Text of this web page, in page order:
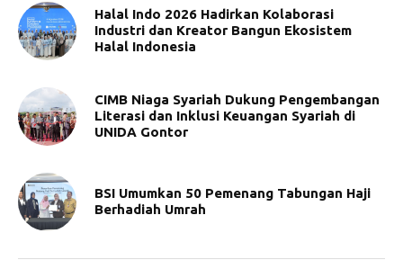
Halal Indo 2026 Hadirkan Kolaborasi
Industri dan Kreator Bangun Ekosistem
Halal Indonesia
CIMB Niaga Syariah Dukung Pengembangan
Literasi dan Inklusi Keuangan Syariah di
UNIDA Gontor
BSI Umumkan 50 Pemenang Tabungan Haji
Berhadiah Umrah